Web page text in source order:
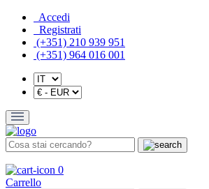
Accedi
Registrati
(+351) 210 939 951
(+351) 964 016 001
0
Carrello